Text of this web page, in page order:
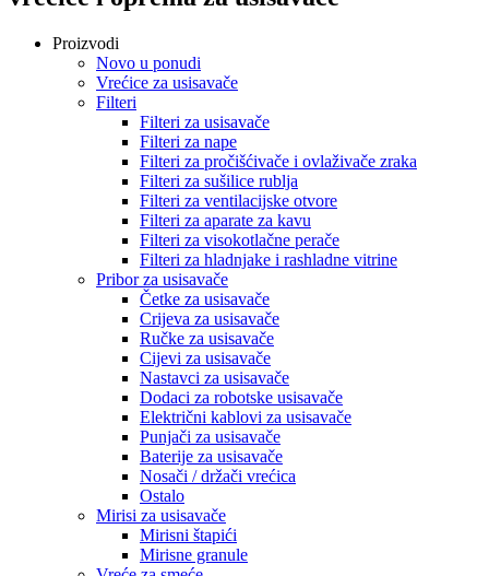
Proizvodi
Novo u ponudi
Vrećice za usisavače
Filteri
Filteri za usisavače
Filteri za nape
Filteri za pročišćivače i ovlaživače zraka
Filteri za sušilice rublja
Filteri za ventilacijske otvore
Filteri za aparate za kavu
Filteri za visokotlačne perače
Filteri za hladnjake i rashladne vitrine
Pribor za usisavače
Četke za usisavače
Crijeva za usisavače
Ručke za usisavače
Cijevi za usisavače
Nastavci za usisavače
Dodaci za robotske usisavače
Električni kablovi za usisavače
Punjači za usisavače
Baterije za usisavače
Nosači / držači vrećica
Ostalo
Mirisi za usisavače
Mirisni štapići
Mirisne granule